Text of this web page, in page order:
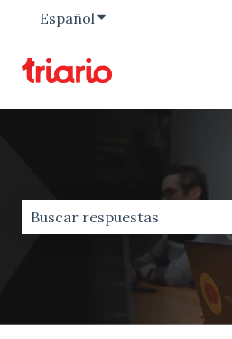
Español Traducciones de
No hay sugerencias porque